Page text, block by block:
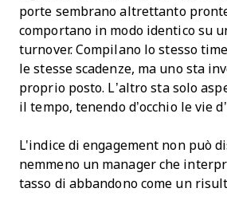
porte sembrano altrettanto
comportano in modo identico su
turnover. Compilano lo stesso
le stesse scadenze, ma uno sta
proprio posto. L’altro sta solo
il tempo, tenendo d’occhio le vie
L'indice di engagement non può
nemmeno un manager che
tasso di abbandono come un